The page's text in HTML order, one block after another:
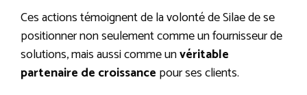
Ces actions témoignent de la volonté de Silae de se
positionner non seulement comme un fournisseur de
solutions, mais aussi comme unvéritable
partenaire de croissance pour ses clients.